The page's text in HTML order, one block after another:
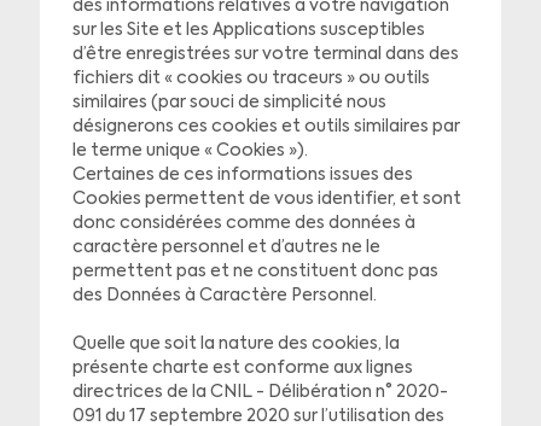
des informations relatives à votre navigation
sur les Site et les Applications susceptibles
d’être enregistrées sur votre terminal dans des
fichiers dit « cookies ou traceurs » ou outils
similaires (par souci de simplicité nous
désignerons ces cookies et outils similaires par
le terme unique « Cookies »).
Certaines de ces informations issues des
Cookies permettent de vous identifier, et sont
donc considérées comme des données à
caractère personnel et d’autres ne le
permettent pas et ne constituent donc pas
des Données à Caractère Personnel.
Quelle que soit la nature des cookies, la
présente charte est conforme aux lignes
directrices de la CNIL - Délibération n° 2020-
091 du 17 septembre 2020 sur l’utilisation des